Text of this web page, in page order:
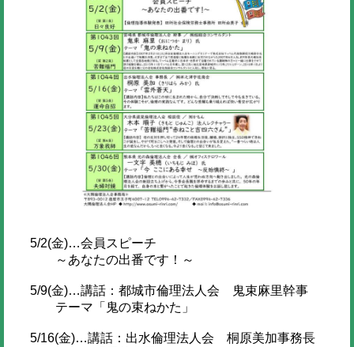
5/2(金)…会員スピーチ
～あなたの出番です！～
5/9(金)…講話：都城市倫理法人会 鬼束麻里幹事
テーマ「鬼の束ねかた」
5/16(金)…講話：出水倫理法人会 桐原美加事務長